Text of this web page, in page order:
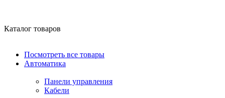
Каталог товаров
Посмотреть все товары
Автоматика
Панели управления
Кабели